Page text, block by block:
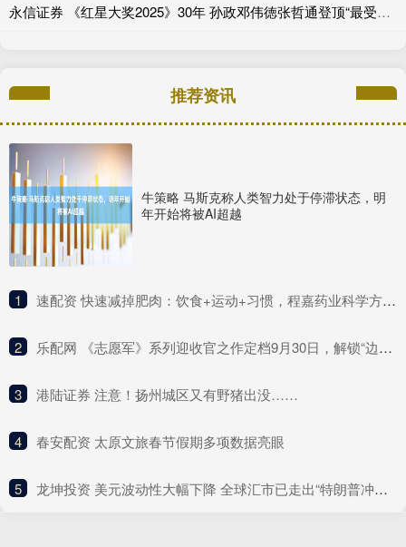
永信证券 《红星大奖2025》30年 孙政邓伟徳张哲通登顶“最受欢迎潜力星”_角色_电视剧_新生代
推荐资讯
牛策略 马斯克称人类智力处于停滞状态，明
年开始将被AI超越
1 ​速配资 快速减掉肥肉：饮食+运动+习惯，程嘉药业科学方法全解析
2 ​乐配网 《志愿军》系列迎收官之作定档9月30日，解锁“边打边谈”新战局
3 ​港陆证券 注意！扬州城区又有野猪出没……
4 ​春安配资 太原文旅春节假期多项数据亮眼
5 ​龙坤投资 美元波动性大幅下降 全球汇市已走出“特朗普冲击”阴影？